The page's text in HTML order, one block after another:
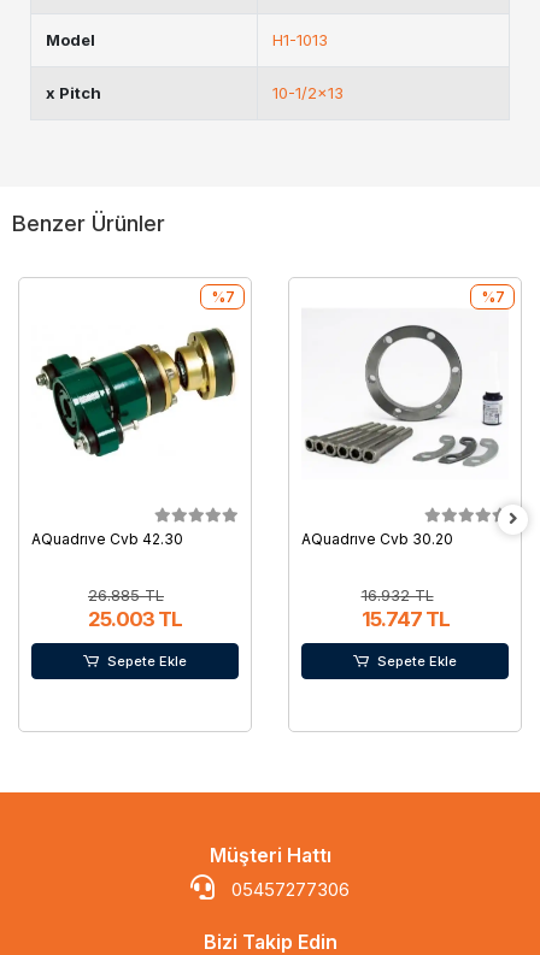
Model H1-1013
x Pitch 10-1/2x13
Benzer Ürünler
AQuadrıve Cvb 42.30
26.885 TL
25.003 TL
%7
Sepete Ekle
AQuadrıve Cvb 30.20
16.932 TL
15.747 TL
%7
Sepete Ekle
Müşteri Hattı
05457277306
Bizi Takip Edin